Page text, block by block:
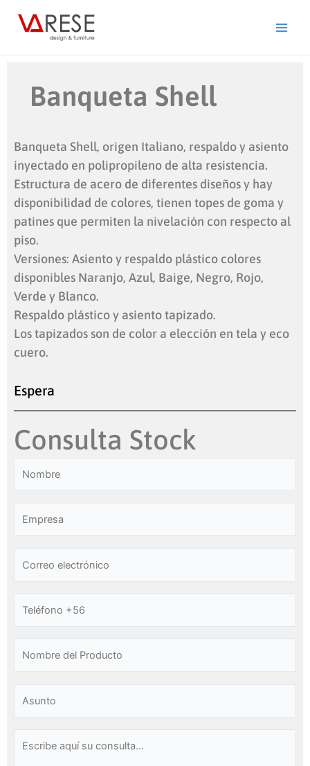
Banqueta Shell
Banqueta Shell, origen Italiano, respaldo y asiento
inyectado en polipropileno de alta resistencia.
Estructura de acero de diferentes diseños y hay
disponibilidad de colores, tienen topes de goma y
patines que permiten la nivelación con respecto al
piso.
Versiones: Asiento y respaldo plástico colores
disponibles Naranjo, Azul, Baige, Negro, Rojo,
Verde y Blanco.
Respaldo plástico y asiento tapizado.
Los tapizados son de color a elección en tela y eco
cuero.
Espera
Consulta Stock